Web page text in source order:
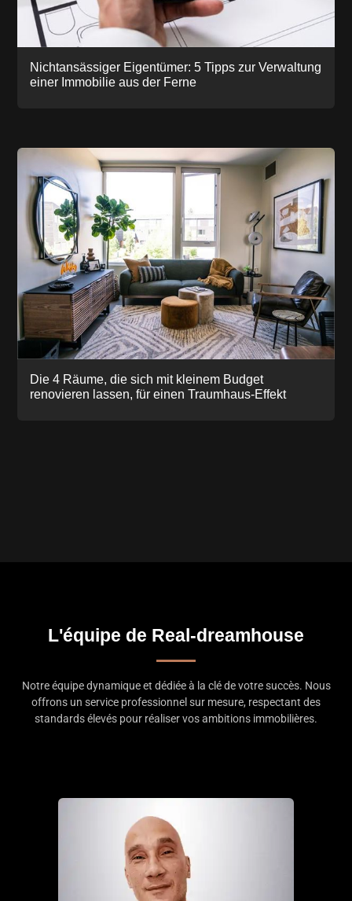
Nichtansässiger Eigentümer: 5 Tipps zur Verwaltung
einer Immobilie aus der Ferne
Die 4 Räume, die sich mit kleinem Budget
renovieren lassen, für einen Traumhaus-Effekt
L'équipe de Real-dreamhouse
Notre équipe dynamique et dédiée à la clé de votre succès. Nous
offrons un service professionnel sur mesure, respectant des
standards élevés pour réaliser vos ambitions immobilières.